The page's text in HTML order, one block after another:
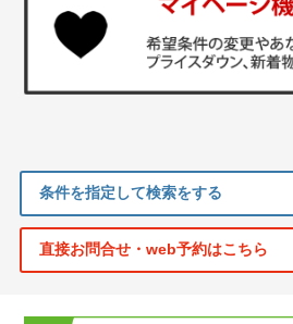
条件を指定して検索をする
直接お問合せ・web予約はこちら